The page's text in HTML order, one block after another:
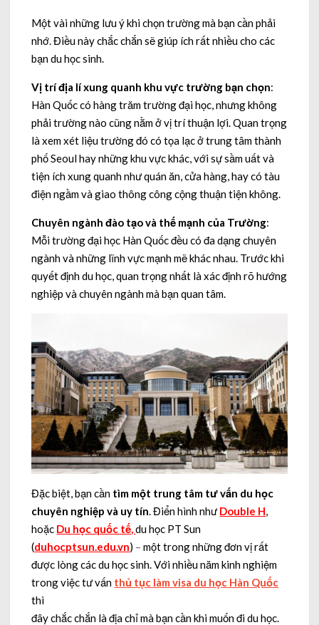
Một vài những lưu ý khi chọn trường mà bạn cần phải
nhớ. Điều này chắc chắn sẽ giúp ích rất nhiều cho các
bạn du học sinh.
Vị trí địa lí xung quanh khu vực trường bạn chọn:
Hàn Quốc có hàng trăm trường đại học, nhưng không
phải trường nào cũng nằm ở vị trí thuận lợi. Quan trọng
là xem xét liệu trường đó có tọa lạc ở trung tâm thành
phố Seoul hay những khu vực khác, với sự sầm uất và
tiện ích xung quanh như quán ăn, cửa hàng, hay có tàu
điện ngầm và giao thông công cộng thuận tiện không.
Chuyên ngành đào tạo và thế mạnh của Trường:
Mỗi trường đại học Hàn Quốc đều có đa dạng chuyên
ngành và những lĩnh vực mạnh mẽ khác nhau. Trước khi
quyết định du học, quan trọng nhất là xác định rõ hướng
nghiệp và chuyên ngành mà bạn quan tâm.
Đặc biệt, bạn cần tìm một trung tâm tư vấn du học
chuyên nghiệp và uy tín. Điển hình như Double H,
hoặc Du học quốc tế,du học PT Sun
(duhocptsun.edu.vn) –một trong những đơn vị rất
được lòng các du học sinh. Với nhiều năm kinh nghiệm
trong việc tư vấn thủ tục làm visa du học Hàn Quốc
thì
đây chắc chắn là địa chỉ mà bạn cần khi muốn đi du học.